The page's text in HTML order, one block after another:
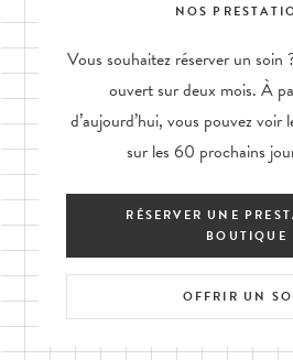
NOS
Vous souhaitez réserver un
ouvert sur deux mois. À
d’aujourd’hui, vous pouvez voir
sur les 60 prochains
RÉSERVER UNE
BOUTIQUE
OFFRIR UN